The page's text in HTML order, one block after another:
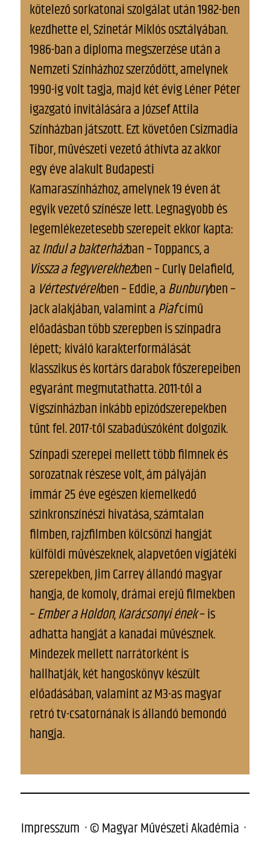
kötelező sorkatonai szolgálat után 1982-ben
kezdhette el, Szinetár Miklós osztályában.
1986-ban a diploma megszerzése után a
Nemzeti Színházhoz szerződött, amelynek
1990-ig volt tagja, majd két évig Léner Péter
igazgató invitálására a József Attila
Színházban játszott. Ezt követően Csizmadia
Tibor, művészeti vezető áthívta az akkor
egy éve alakult Budapesti
Kamaraszínházhoz, amelynek 19 éven át
egyik vezető színésze lett. Legnagyobb és
legemlékezetesebb szerepeit ekkor kapta:
azIndul a bakterházban – Toppancs, a
Vissza a fegyverekhezben – Curly Delafield,
a Vértestvérekben – Eddie, aBunburyben –
Jack alakjában, valamint aPiafcímű
előadásban több szerepben is színpadra
lépett; kiváló karakterformálását
klasszikus és kortárs darabok főszerepeiben
egyaránt megmutathatta. 2011-től a
Vígszínházban inkább epizódszerepekben
tűnt fel. 2017-től szabadúszóként dolgozik.
Színpadi szerepei mellett több filmnek és
sorozatnak részese volt, ám pályáján
immár 25 éve egészen kiemelkedő
szinkronszínészi hivatása, számtalan
filmben, rajzfilmben kölcsönzi hangját
külföldi művészeknek, alapvetően vígjátéki
szerepekben, Jim Carrey állandó magyar
hangja, de komoly, drámai erejű filmekben
–Ember a Holdon,Karácsonyi ének– is
adhatta hangját a kanadai művésznek.
Mindezek mellett narrátorként is
hallhatják, két hangoskönyv készült
előadásában, valamint az M3-as magyar
retró tv-csatornának is állandó bemondó
hangja.
Impresszum © Magyar Művészeti Akadémia